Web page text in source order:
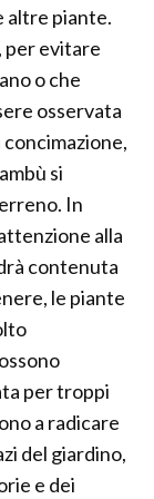
altre piante.
per evitare
o che
osservata
si
In
alla
contenuta
le piante
per troppi
a radicare
del giardino,
e dei